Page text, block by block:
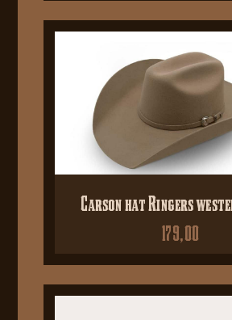
Carson hat Ringers
179,00